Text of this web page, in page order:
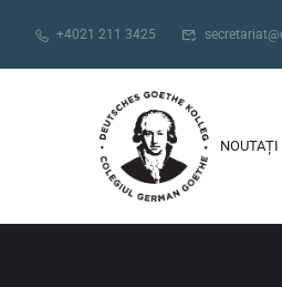
+4021 211 3425
NOUTAȚI